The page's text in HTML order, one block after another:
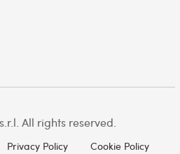
All rights reserved.
Privacy Policy Cookie Policy